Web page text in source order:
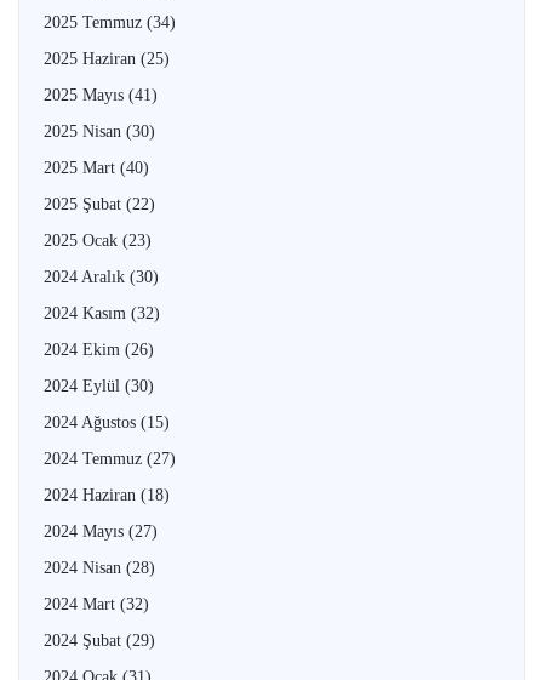
2025 Temmuz (34)
2025 Haziran (25)
2025 Mayıs (41)
2025 Nisan (30)
2025 Mart (40)
2025 Şubat (22)
2025 Ocak (23)
2024 Aralık (30)
2024 Kasım (32)
2024 Ekim (26)
2024 Eylül (30)
2024 Ağustos (15)
2024 Temmuz (27)
2024 Haziran (18)
2024 Mayıs (27)
2024 Nisan (28)
2024 Mart (32)
2024 Şubat (29)